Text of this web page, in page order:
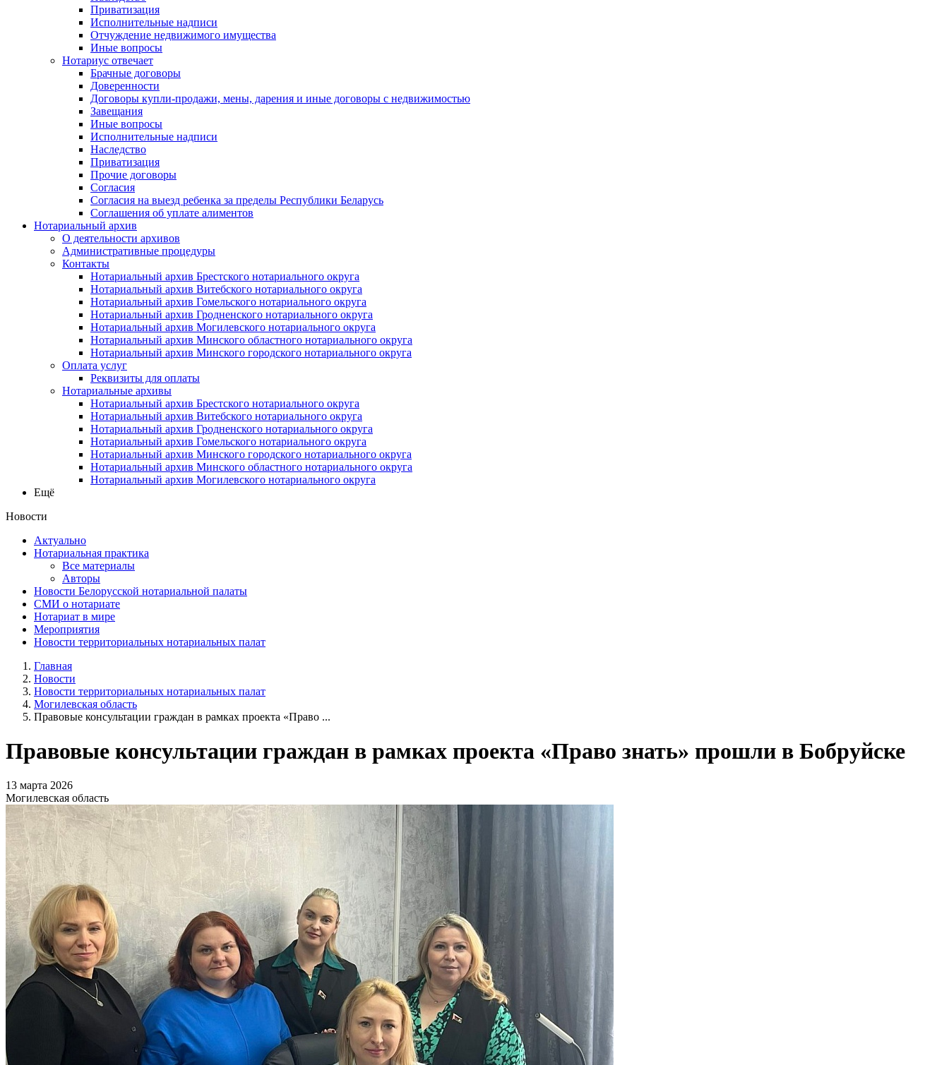
Приватизация
Исполнительные надписи
Отчуждение недвижимого имущества
Иные вопросы
Нотариус отвечает
Брачные договоры
Доверенности
Договоры купли-продажи, мены, дарения и иные договоры с недвижимостью
Завещания
Иные вопросы
Исполнительные надписи
Наследство
Приватизация
Прочие договоры
Согласия
Согласия на выезд ребенка за пределы Республики Беларусь
Соглашения об уплате алиментов
Нотариальный архив
О деятельности архивов
Административные процедуры
Контакты
Нотариальный архив Брестского нотариального округа
Нотариальный архив Витебского нотариального округа
Нотариальный архив Гомельского нотариального округа
Нотариальный архив Гродненского нотариального округа
Нотариальный архив Могилевского нотариального округа
Нотариальный архив Минского областного нотариального округа
Нотариальный архив Минского городского нотариального округа
Оплата услуг
Реквизиты для оплаты
Нотариальные архивы
Нотариальный архив Брестского нотариального округа
Нотариальный архив Витебского нотариального округа
Нотариальный архив Гродненского нотариального округа
Нотариальный архив Гомельского нотариального округа
Нотариальный архив Минского городского нотариального округа
Нотариальный архив Минского областного нотариального округа
Нотариальный архив Могилевского нотариального округа
Ещё
Новости
Актуально
Нотариальная практика
Все материалы
Авторы
Новости Белорусской нотариальной палаты
СМИ о нотариате
Нотариат в мире
Мероприятия
Новости территориальных нотариальных палат
Главная
Новости
Новости территориальных нотариальных палат
Могилевская область
Правовые консультации граждан в рамках проекта «Право ...
Правовые консультации граждан в рамках проекта «Право знать» прошли в Бобруйске
13 марта 2026
Могилевская область